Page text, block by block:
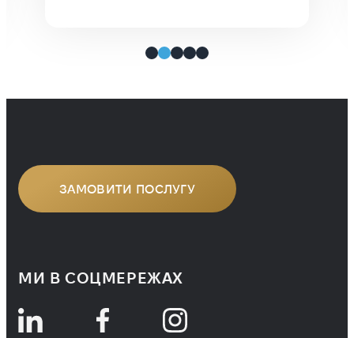
рефлекторно розставляє коми й
багато разів бачила, як вони
ЗАМОВИТИ ПОСЛУГУ
МИ В СОЦМЕРЕЖАХ